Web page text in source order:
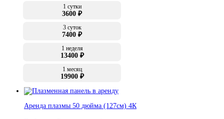
1 сутки
3600 ₽
3 суток
7400 ₽
1 неделя
13400 ₽
1 месяц
19900 ₽
Аренда плазмы 50 дюйма (127см) 4К